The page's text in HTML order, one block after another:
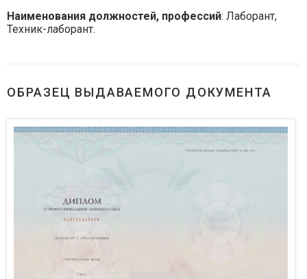
Наименования должностей, профессий: Лаборант,
Техник-лаборант.
ОБРАЗЕЦ ВЫДАВАЕМОГО ДОКУМЕНТА